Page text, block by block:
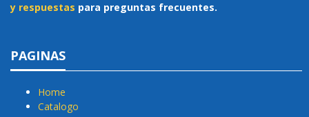
y respuestas para preguntas frecuentes.
PAGINAS
Home
Catalogo